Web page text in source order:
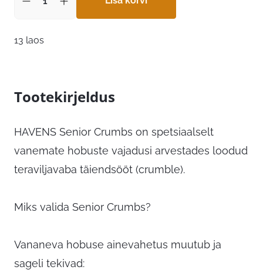
13 laos
Tootekirjeldus
HAVENS Senior Crumbs on spetsiaalselt
vanemate hobuste vajadusi arvestades loodud
teraviljavaba täiendsööt (crumble).
Miks valida Senior Crumbs?
Vananeva hobuse ainevahetus muutub ja
sageli tekivad: